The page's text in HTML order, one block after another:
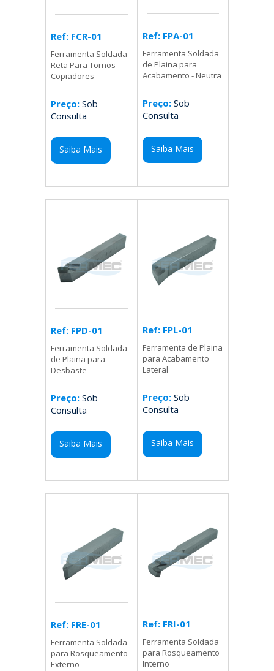
Ref: FCR-01
Ferramenta Soldada
Reta Para Tornos
Copiadores
Preço: Sob
Consulta
Saiba Mais
Ref: FPA-01
Ferramenta Soldada
de Plaina para
Acabamento - Neutra
Preço:Sob
Consulta
Saiba Mais
Ref: FPD-01
Ferramenta Soldada
de Plaina para
Desbaste
Preço: Sob
Consulta
Saiba Mais
Ref: FPL-01
Ferramenta de Plaina
para Acabamento
Lateral
Preço:Sob
Consulta
Saiba Mais
Ref: FRE-01
Ferramenta Soldada
para Rosqueamento
Externo
Ref: FRI-01
Ferramenta Soldada
para Rosqueamento
Interno